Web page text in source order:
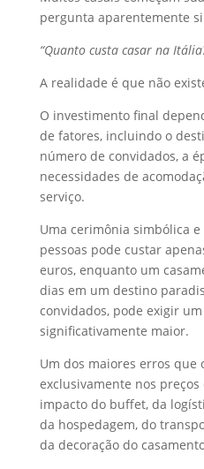
pergunta aparentemente
“Quanto custa casar na
A realidade é que não
O investimento final
de fatores, incluindo o
número de convidados, a
necessidades de
serviço.
Uma cerimônia simbólica
pessoas pode custar
euros, enquanto um
dias em um destino
convidados, pode exigir
significativamente maior.
Um dos maiores erros que
exclusivamente nos
impacto do buffet, da
da hospedagem, do
da decoração do